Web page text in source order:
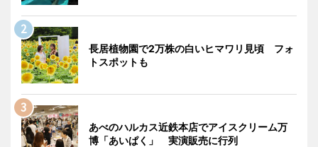
長居植物園で2万株の白いヒマワリ見頃 フォ
トスポットも
あべのハルカス近鉄本店でアイスクリーム万
博「あいぱく」 実演販売に行列